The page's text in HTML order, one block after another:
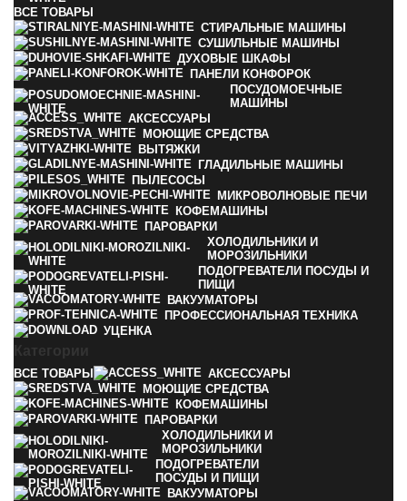
ВСЕ ТОВАРЫ
СТИРАЛЬНЫЕ МАШИНЫ
СУШИЛЬНЫЕ МАШИНЫ
ДУХОВЫЕ ШКАФЫ
ПАНЕЛИ КОНФОРОК
ПОСУДОМОЕЧНЫЕ
МАШИНЫ
АКСЕССУАРЫ
МОЮЩИЕ СРЕДСТВА
ВЫТЯЖКИ
ГЛАДИЛЬНЫЕ МАШИНЫ
ПЫЛЕСОСЫ
МИКРОВОЛНОВЫЕ ПЕЧИ
КОФЕМАШИНЫ
ПАРОВАРКИ
ХОЛОДИЛЬНИКИ И
МОРОЗИЛЬНИКИ
ПОДОГРЕВАТЕЛИ ПОСУДЫ И
ПИЩИ
ВАКУУМАТОРЫ
ПРОФЕССИОНАЛЬНАЯ ТЕХНИКА
УЦЕНКА
Категории
ВСЕ ТОВАРЫ
АКСЕССУАРЫ
МОЮЩИЕ СРЕДСТВА
КОФЕМАШИНЫ
ПАРОВАРКИ
ХОЛОДИЛЬНИКИ И
МОРОЗИЛЬНИКИ
ПОДОГРЕВАТЕЛИ
ПОСУДЫ И ПИЩИ
ВАКУУМАТОРЫ